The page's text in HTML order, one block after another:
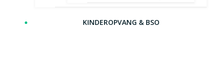
KINDEROPVANG & BSO